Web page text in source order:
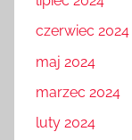
czerwiec 2024
maj 2024
marzec 2024
luty 2024